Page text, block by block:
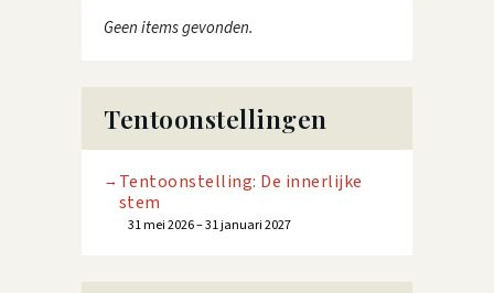
Geen items gevonden.
Tentoonstellingen
Tentoonstelling: De innerlijke
stem
31 mei 2026 – 31 januari 2027